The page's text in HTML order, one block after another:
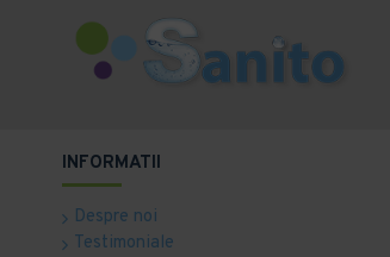
INFORMATII
Despre noi
Testimoniale